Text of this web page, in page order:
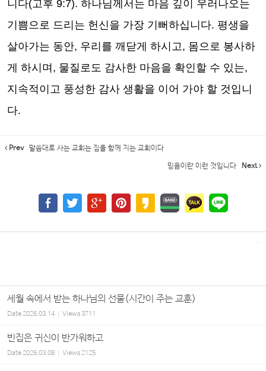
니다(고후 9:7). 하나님께서는 마음 깊이 우러나오는
기쁨으로 드리는 헌신을 가장 기뻐하십니다. 평생을
살아가는 동안, 우리를 깨닫게 하시고, 몸으로 봉사하
게 하시며 , 물질로도 감사한 마음을 확인할 수 있는,
지속적이고 풍성한 감사 생활을 이어 가야 할 것입니
다.
Prev 말씀대로 사는 교회는 짐을 함께 지는 교회이다
믿음이란 이런 것입니다 Next
세월 속에서 받는 하나님의 선물(시간이 주는 교훈)
Date2026.03.14 Views3711
빈집은 귀신이 반가워하고
Date2026.03.08 Views2125